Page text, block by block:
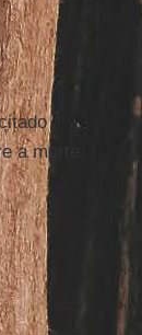
a morte